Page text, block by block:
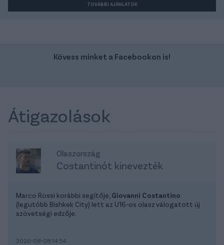
TOVÁBBI AJÁNLATOK
Kövess minket a Facebookon is!
Átigazolások
Olaszország
Costantinót kinevezték
Marco Rossi korábbi segítője, Giovanni Costantino
(legutóbb Bishkek City) lett az U16-os olasz válogatott új
szövetségi edzője.
2026-08-08 14:54